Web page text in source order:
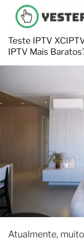
Teste IPTV
IPTV Mais
Atualmente,